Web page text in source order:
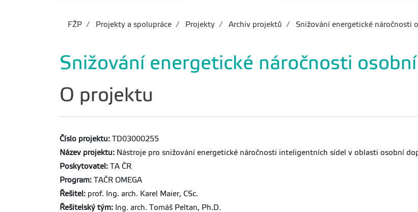
FŽP Projekty a spolupráce Projekty Archiv projektů Snižování energetické náročnosti
Snižování energetické náročnosti
O projektu
Číslo projektu: TD03000255
Název projektu: Nástroje pro snižování energetické náročnosti inteligentních sídel v oblasti osobní
Poskytovatel: TA ČR
Program: TAČR OMEGA
Řešitel: prof. Ing. arch. Karel Maier, CSc.
Řešitelský tým: Ing. arch. Tomáš Peltan, Ph.D.